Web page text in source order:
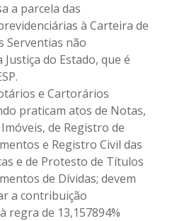
a parcela das
à Carteira de
Serventias não
Justiça do Estado, que é
e Cartorários
praticam atos de Notas,
de Registro de
e Registro Civil das
e de Protesto de Títulos
de Dívidas; devem
a contribuição
regra de 13,157894%